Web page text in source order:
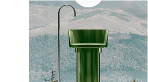
Москва
Ваш город?
Всё верно Сменить город